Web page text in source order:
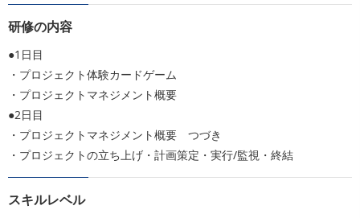
研修の内容
●1日目
・プロジェクト体験カードゲーム
・プロジェクトマネジメント概要
●2日目
・プロジェクトマネジメント概要 つづき
・プロジェクトの立ち上げ・計画策定・実行/監視・終結
スキルレベル